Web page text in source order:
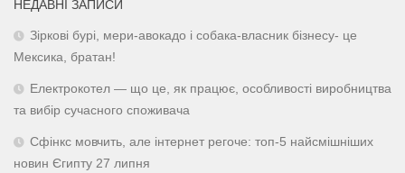
НЕДАВНІ ЗАПИСИ
Зіркові бурі, мери-авокадо і собака-власник бізнесу- це
Мексика, братан!
Електрокотел — що це, як працює, особливості виробництва
та вибір сучасного споживача
Сфінкс мовчить, але інтернет регоче: топ-5 найсмішніших
новин Єгипту 27 липня